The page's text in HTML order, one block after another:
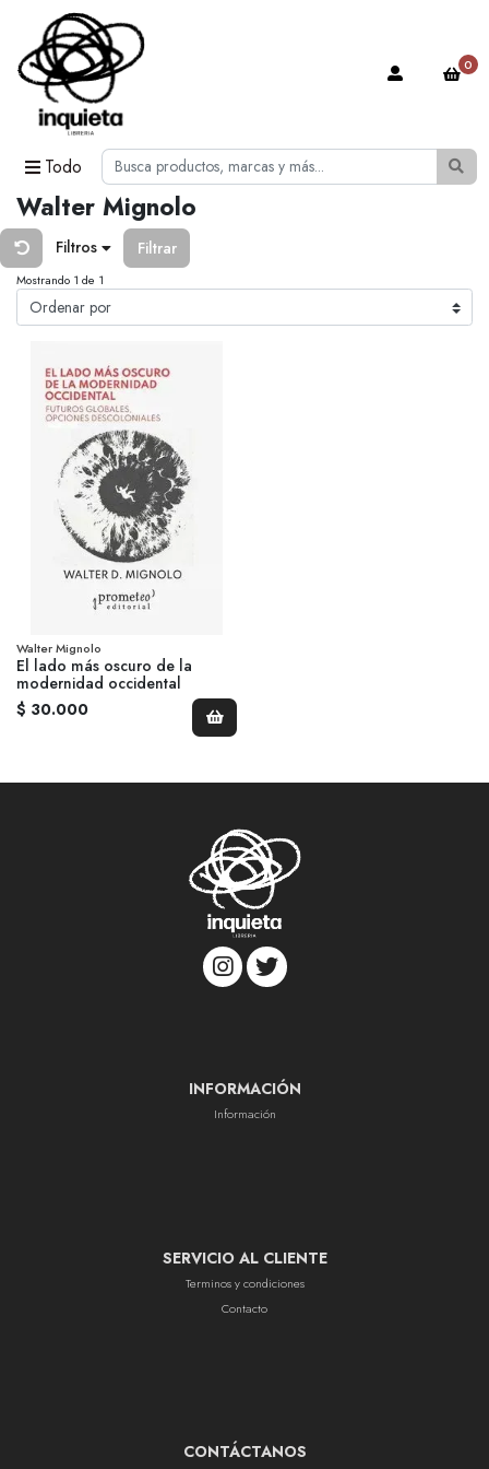
Todo
0
Walter Mignolo
Filtros Filtrar
Mostrando 1 de 1
Walter Mignolo
El lado más oscuro de la
modernidad occidental
$ 30.000
INFORMACIÓN
Información
SERVICIO AL CLIENTE
Terminos y condiciones
Contacto
CONTÁCTANOS